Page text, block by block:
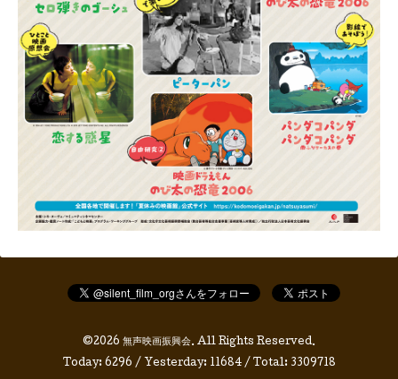
©2026 無声映画振興会. All Rights Reserved.
Today: 6296 / Yesterday: 11684/ Total: 3309718